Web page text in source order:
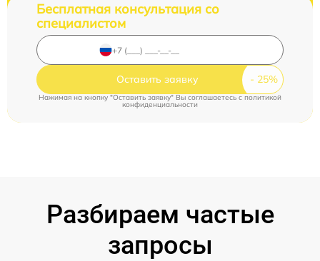
Бесплатная консультация со
специалистом
Оставить заявку
Нажимая на кнопку "Оставить заявку" Вы соглашаетесь cполитикой
конфиденциальности
Разбираем частые
запросы